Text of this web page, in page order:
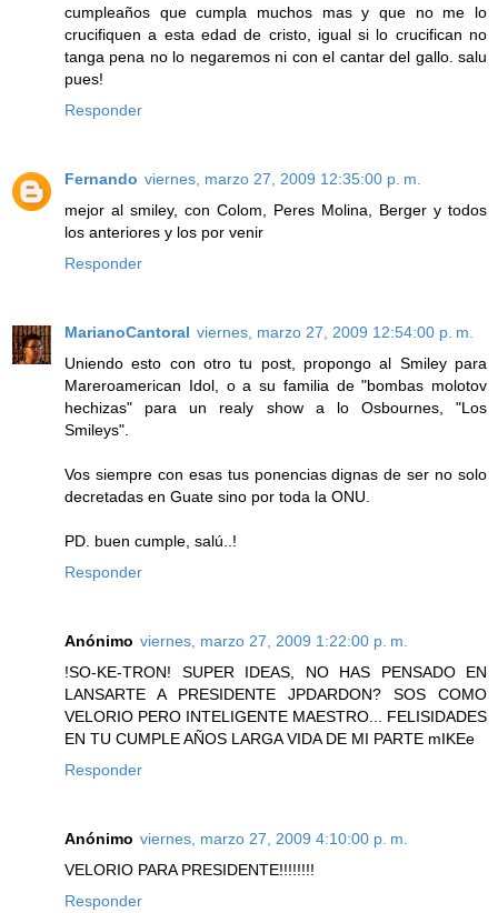
cumpleaños que cumpla muchos mas y que no me lo
crucifiquen a esta edad de cristo, igual si lo crucifican no
tanga pena no lo negaremos ni con el cantar del gallo. salu
pues!
Responder
Fernando viernes, marzo 27, 2009 12:35:00 p. m.
mejor al smiley, con Colom, Peres Molina, Berger y todos
los anteriores y los por venir
Responder
MarianoCantoral viernes, marzo 27, 2009 12:54:00 p. m.
Uniendo esto con otro tu post, propongo al Smiley para
Mareroamerican Idol, o a su familia de "bombas molotov
hechizas" para un realy show a lo Osbournes, "Los
Smileys".
Vos siempre con esas tus ponencias dignas de ser no solo
decretadas en Guate sino por toda la ONU.
PD. buen cumple, salú..!
Responder
Anónimo viernes, marzo 27, 2009 1:22:00 p. m.
!SO-KE-TRON! SUPER IDEAS, NO HAS PENSADO EN
LANSARTE A PRESIDENTE JPDARDON? SOS COMO
VELORIO PERO INTELIGENTE MAESTRO... FELISIDADES
EN TU CUMPLE AÑOS LARGA VIDA DE MI PARTE mIKEe
Responder
Anónimo viernes, marzo 27, 2009 4:10:00 p. m.
VELORIO PARA PRESIDENTE!!!!!!!!
Responder